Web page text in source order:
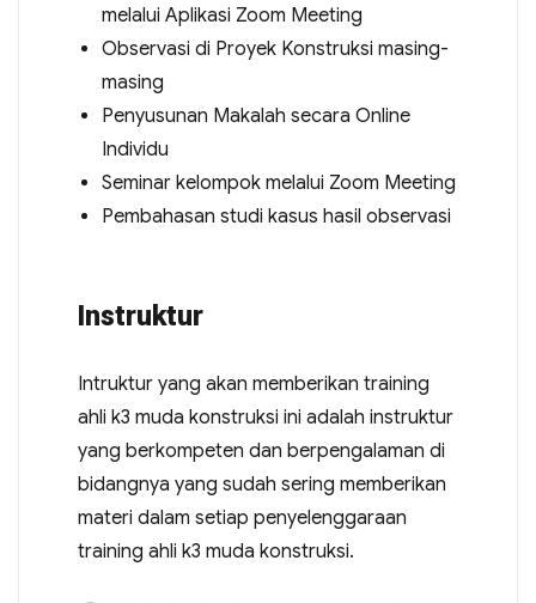
melalui Aplikasi Zoom Meeting
Observasi di Proyek Konstruksi masing-
masing
Penyusunan Makalah secara Online
Individu
Seminar kelompok melalui Zoom Meeting
Pembahasan studi kasus hasil observasi
Instruktur
Intruktur yang akan memberikan training
ahli k3 muda konstruksi ini adalah instruktur
yang berkompeten dan berpengalaman di
bidangnya yang sudah sering memberikan
materi dalam setiap penyelenggaraan
training ahli k3 muda konstruksi.